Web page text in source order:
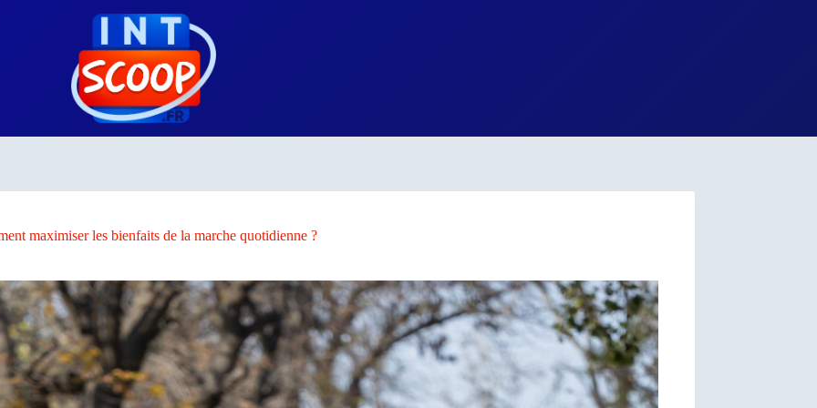
maximiser les bienfaits de la marche quotidienne ?